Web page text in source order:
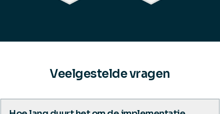
Veelgestelde vragen